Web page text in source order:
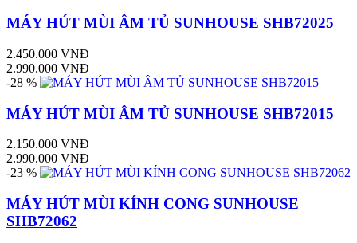
MÁY HÚT MÙI ÂM TỦ SUNHOUSE SHB72025
2.450.000 VNĐ
2.990.000 VNĐ
-28 %
MÁY HÚT MÙI ÂM TỦ SUNHOUSE SHB72015
2.150.000 VNĐ
2.990.000 VNĐ
-23 %
MÁY HÚT MÙI KÍNH CONG SUNHOUSE
SHB72062